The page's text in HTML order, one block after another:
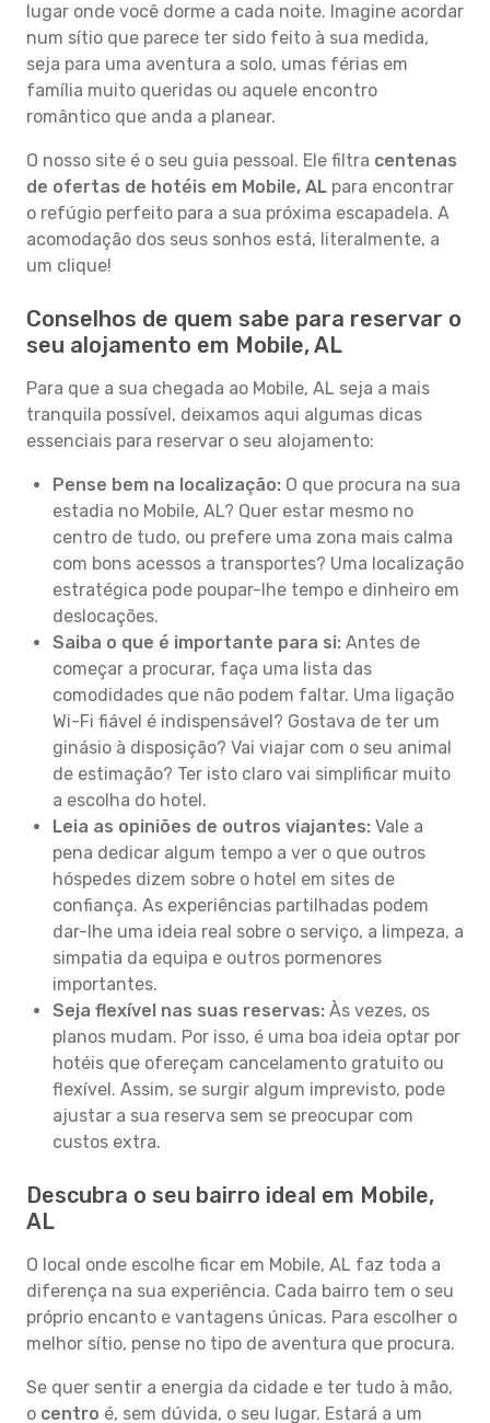
lugar onde você dorme a cada noite. Imagine acordar
num sítio que parece ter sido feito à sua medida,
seja para uma aventura a solo, umas férias em
família muito queridas ou aquele encontro
romântico que anda a planear.
O nosso site é o seu guia pessoal. Ele filtra centenas
de ofertas de hotéis em Mobile, AL para encontrar
o refúgio perfeito para a sua próxima escapadela. A
acomodação dos seus sonhos está, literalmente, a
um clique!
Conselhos de quem sabe para reservar o
seu alojamento em Mobile, AL
Para que a sua chegada ao Mobile, AL seja a mais
tranquila possível, deixamos aqui algumas dicas
essenciais para reservar o seu alojamento:
Pense bem na localização: O que procura na sua
estadia no Mobile, AL? Quer estar mesmo no
centro de tudo, ou prefere uma zona mais calma
com bons acessos a transportes? Uma localização
estratégica pode poupar-lhe tempo e dinheiro em
deslocações.
Saiba o que é importante para si: Antes de
começar a procurar, faça uma lista das
comodidades que não podem faltar. Uma ligação
Wi-Fi fiável é indispensável? Gostava de ter um
ginásio à disposição? Vai viajar com o seu animal
de estimação? Ter isto claro vai simplificar muito
a escolha do hotel.
Leia as opiniões de outros viajantes: Vale a
pena dedicar algum tempo a ver o que outros
hóspedes dizem sobre o hotel em sites de
confiança. As experiências partilhadas podem
dar-lhe uma ideia real sobre o serviço, a limpeza, a
simpatia da equipa e outros pormenores
importantes.
Seja flexível nas suas reservas: Às vezes, os
planos mudam. Por isso, é uma boa ideia optar por
hotéis que ofereçam cancelamento gratuito ou
flexível. Assim, se surgir algum imprevisto, pode
ajustar a sua reserva sem se preocupar com
custos extra.
Descubra o seu bairro ideal em Mobile,
AL
O local onde escolhe ficar em Mobile, AL faz toda a
diferença na sua experiência. Cada bairro tem o seu
próprio encanto e vantagens únicas. Para escolher o
melhor sítio, pense no tipo de aventura que procura.
Se quer sentir a energia da cidade e ter tudo à mão,
o centro é, sem dúvida, o seu lugar. Estará a um